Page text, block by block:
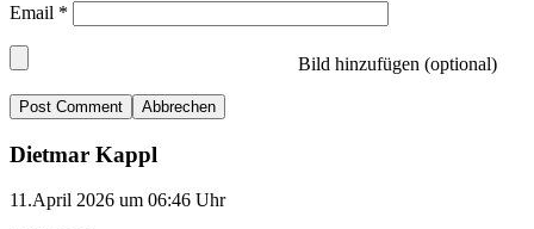
Email *
Bild hinzufügen (optional)
Abbrechen
Dietmar Kappl
11.April 2026 um 06:46 Uhr